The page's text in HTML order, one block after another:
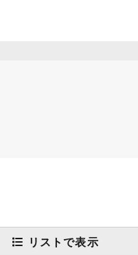
リストで表示